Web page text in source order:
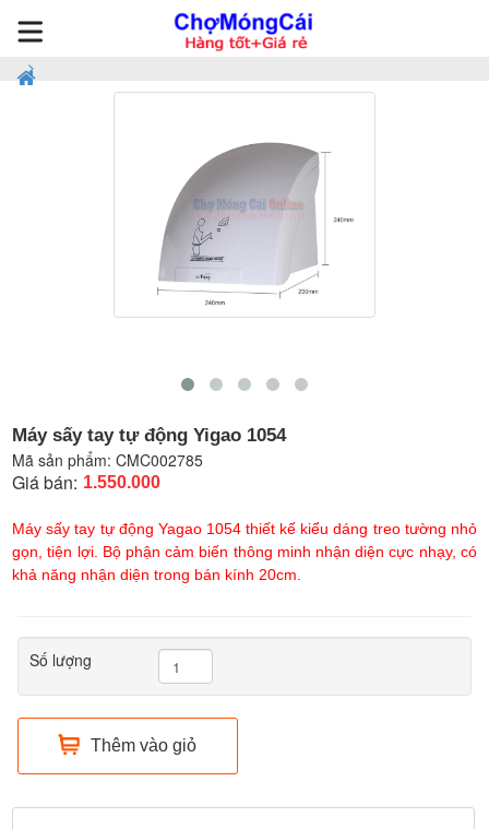
Máy sấy tay tự động Yigao 1054
Mã sản phẩm:CMC002785
Giá bán: 1.550.000
Máy sấy tay tự động Yagao 1054 thiết kế kiểu dáng treo tường nhỏ
gọn, tiện lợi. Bộ phận cảm biến thông minh nhận diện cực nhạy, có
khả năng nhận diện trong bán kính 20cm.
Số lượng
Thêm vào giỏ